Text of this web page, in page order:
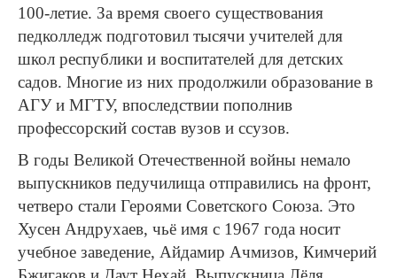
100-летие. За время своего существования
педколледж подготовил тысячи учителей для
школ республики и воспитателей для детских
садов. Многие из них продолжили образование в
АГУ и МГТУ, впоследствии пополнив
профессорский состав вузов и ссузов.
В годы Великой Отечественной войны немало
выпускников педучилища отправились на фронт,
четверо стали Героями Советского Союза. Это
Хусен Андрухаев, чьё имя с 1967 года носит
учебное заведение, Айдамир Ачмизов, Кимчерий